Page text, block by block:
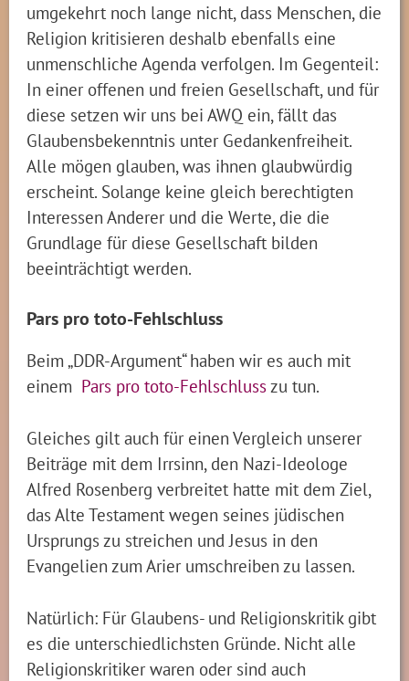
umgekehrt noch lange nicht, dass Menschen, die
Religion kritisieren deshalb ebenfalls eine
unmenschliche Agenda verfolgen. Im Gegenteil:
In einer offenen und freien Gesellschaft, und für
diese setzen wir uns bei AWQ ein, fällt das
Glaubensbekenntnis unter Gedankenfreiheit.
Alle mögen glauben, was ihnen glaubwürdig
erscheint. Solange keine gleich berechtigten
Interessen Anderer und die Werte, die die
Grundlage für diese Gesellschaft bilden
beeinträchtigt werden.
Pars pro toto-Fehlschluss
Beim „DDR-Argument“ haben wir es auch mit
einem Pars pro toto-Fehlschluss zu tun.
Gleiches gilt auch für einen Vergleich unserer
Beiträge mit dem Irrsinn, den Nazi-Ideologe
Alfred Rosenberg verbreitet hatte mit dem Ziel,
das Alte Testament wegen seines jüdischen
Ursprungs zu streichen und Jesus in den
Evangelien zum Arier umschreiben zu lassen.
Natürlich: Für Glaubens- und Religionskritik gibt
es die unterschiedlichsten Gründe. Nicht alle
Religionskritiker waren oder sind auch